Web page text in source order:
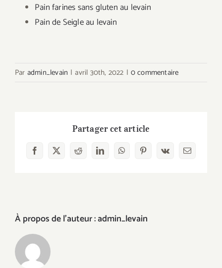
Pain farines sans gluten au levain
Pain de Seigle au levain
Par admin_levain | avril 30th, 2022 | 0 commentaire
Partager cet article
Facebook
X RedditLinkedInWhatsAppPinterest
Vk Email
À propos de l'auteur :admin_levain